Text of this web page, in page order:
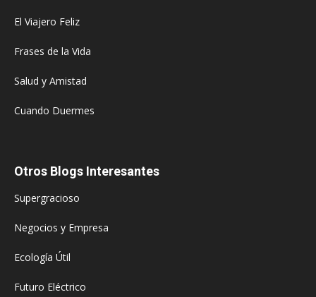
El Viajero Feliz
Frases de la Vida
Salud y Amistad
Cuando Duermes
Otros Blogs Interesantes
Supergracioso
Negocios y Empresa
Ecología Útil
Futuro Eléctrico